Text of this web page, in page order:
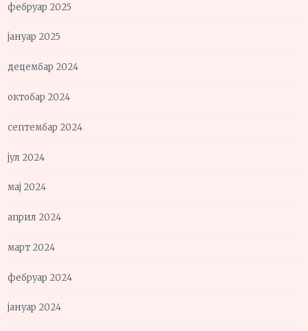
фебруар 2025
јануар 2025
децембар 2024
октобар 2024
септембар 2024
јул 2024
мај 2024
април 2024
март 2024
фебруар 2024
јануар 2024